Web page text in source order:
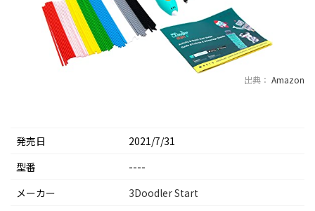
出典： Amazon
発売日
2021/7/31
型番
----
メーカー
3Doodler Start